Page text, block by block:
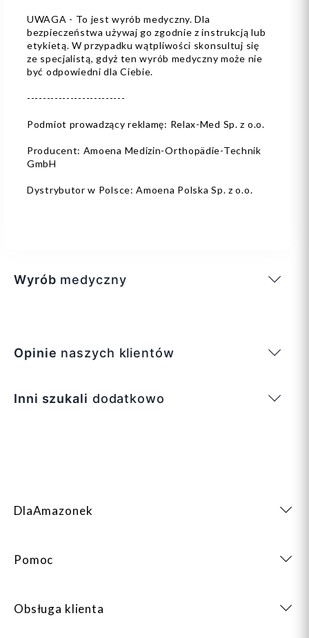
UWAGA - To jest wyrób medyczny. Dla
bezpieczeństwa używaj go zgodnie z instrukcją lub
etykietą. W przypadku wątpliwości skonsultuj się
ze specjalistą, gdyż ten wyrób medyczny może nie
być odpowiedni dla Ciebie.
-------------------------
Podmiot prowadzący reklamę: Relax-Med Sp. z o.o.
Producent: Amoena Medizin-Orthopädie-Technik
GmbH
Dystrybutor w Polsce: Amoena Polska Sp. z o.o.
Wyrób medyczny
Opinie naszych klientów
Inni szukali dodatkowo
DlaAmazonek
Pomoc
Obsługa klienta